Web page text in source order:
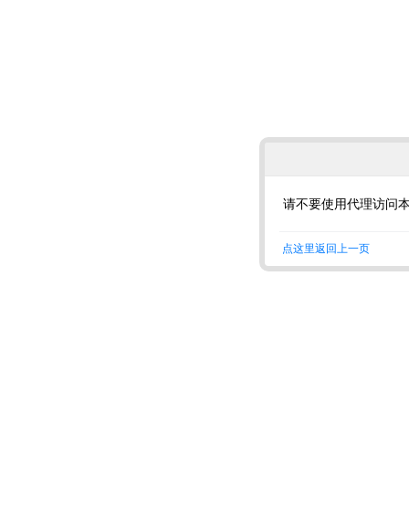
请不要使用代理访问
点这里返回上一页